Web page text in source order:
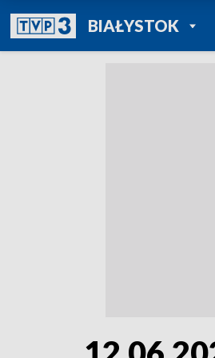
BIAŁYSTOK
POWRÓT
TVP